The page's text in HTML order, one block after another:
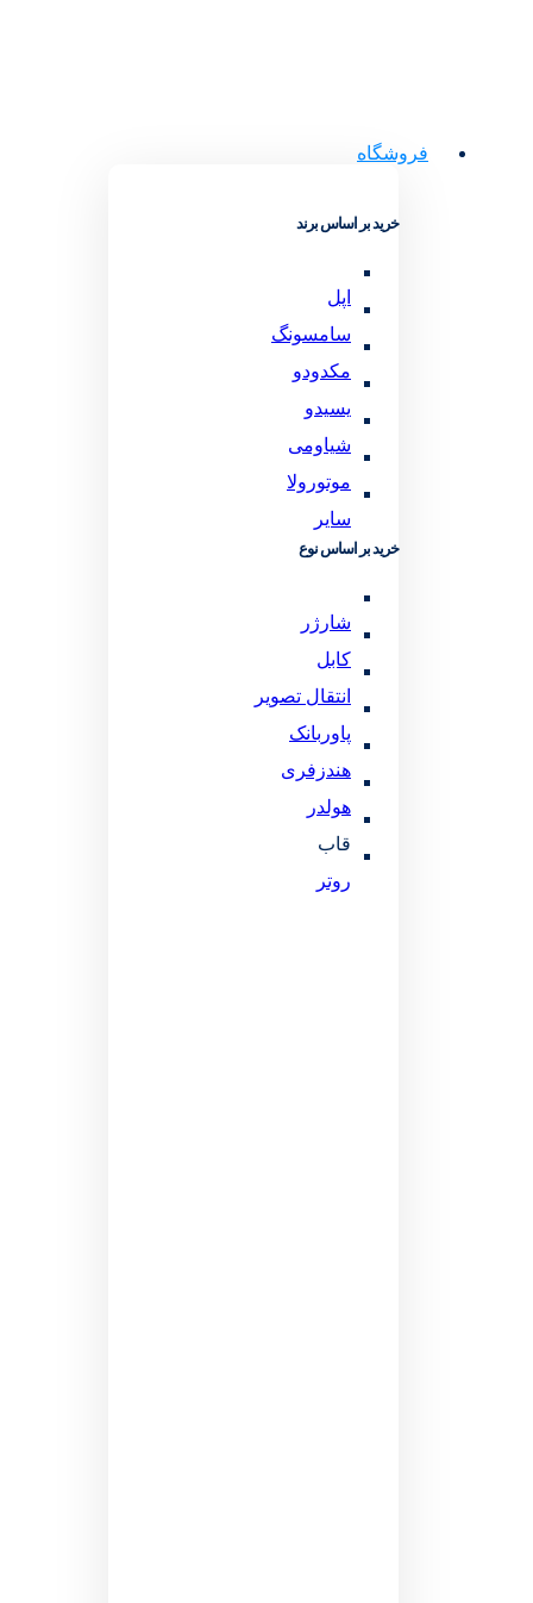
فروشگاه
خرید بر اساس برند
اپل
سامسونگ
مکدودو
یسیدو
شیاومی
موتورولا
سایر
خرید بر اساس نوع
شارژر
کابل
انتقال تصویر
پاوربانک
هندزفری
هولدر
قاب
روتر